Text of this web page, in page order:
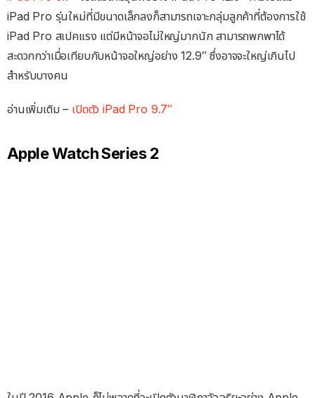
iPad Pro รุ่นใหม่ที่มีขนาดเล็กลงก็สามารถเจาะกลุ่มลูกค้าที่ต้องการใช้
iPad Pro สเปคแรง แต่มีหน้าจอไม่ใหญ่มากนัก สามารถพกพาได้
สะดวกกว่าเมื่อเทียบกับหน้าจอใหญ่อย่าง 12.9″ ซึ่งอาจจะใหญ่เกินไป
สำหรับบางคน
อ่านเพิ่มเติม – เปิดตัว iPad Pro 9.7″
Apple Watch Series 2